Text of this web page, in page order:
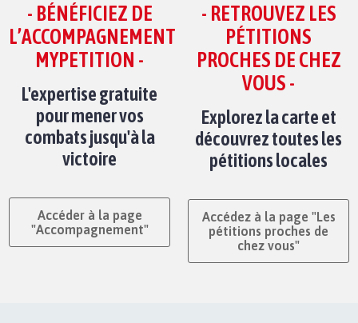
- BÉNÉFICIEZ DE
L’ACCOMPAGNEMENT
MYPETITION -
L'expertise gratuite
pour mener vos
combats jusqu'à la
victoire
Accéder à la page
"Accompagnement"
- RETROUVEZ LES
PÉTITIONS
PROCHES DE CHEZ
VOUS -
Explorez la carte et
découvrez toutes les
pétitions locales
Accédez à la page "Les
pétitions proches de
chez vous"